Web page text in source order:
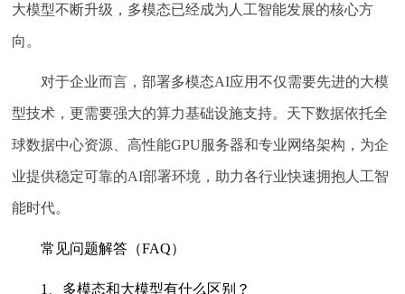
大模型不断升级，多模态已经成为人工智能发展的核心方
向。
对于企业而言，部署多模态AI应用不仅需要先进的大模
型技术，更需要强大的算力基础设施支持。天下数据依托全
球数据中心资源、高性能GPU服务器和专业网络架构，为企
业提供稳定可靠的AI部署环境，助力各行业快速拥抱人工智
能时代。
常见问题解答（FAQ）
1、多模态和大模型有什么区别？